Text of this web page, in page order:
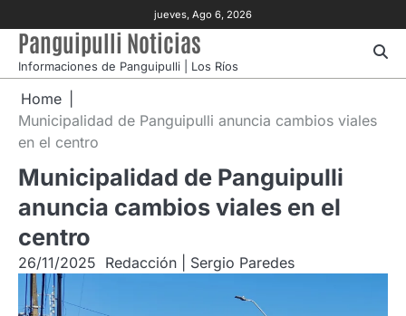
to
content
jueves, Ago 6, 2026
Panguipulli Noticias
Informaciones de Panguipulli | Los Ríos
Home
Municipalidad de Panguipulli anuncia cambios viales
en el centro
Municipalidad de Panguipulli
anuncia cambios viales en el
centro
26/11/2025 Redacción | Sergio Paredes